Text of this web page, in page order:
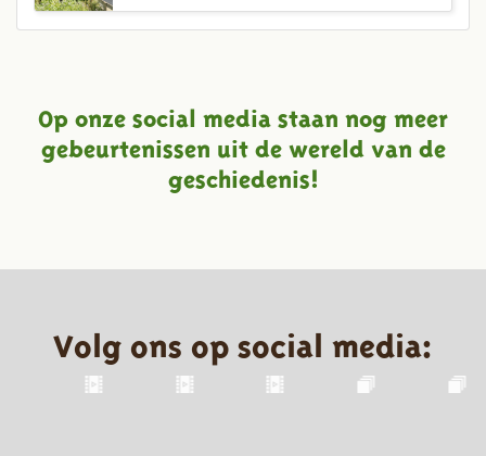
Op onze social media staan nog meer
gebeurtenissen uit de wereld van de
geschiedenis!
Volg ons op social media: